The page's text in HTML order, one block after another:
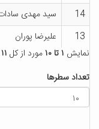
14
سید مهدی
13
علیرضا پوران
نمایش ۱ تا ۱۰ مورد از کل ۱۱
تعداد سطرها